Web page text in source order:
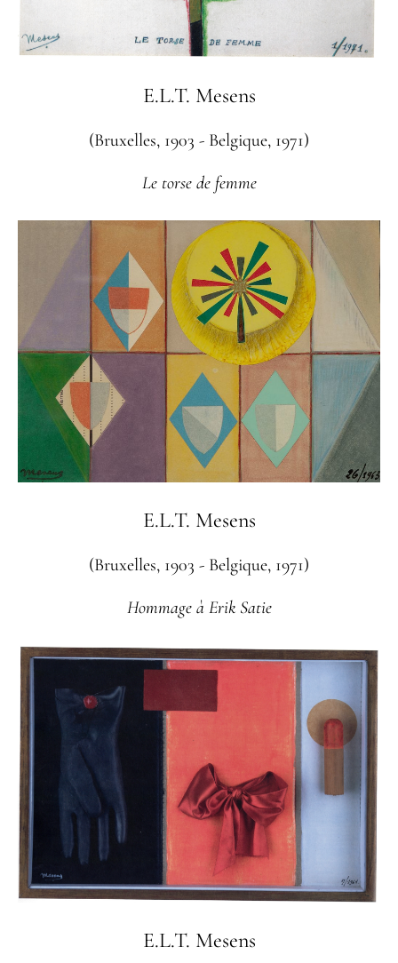
E.L.T. Mesens
(Bruxelles, 1903 - Belgique, 1971)
Le torse de femme
E.L.T. Mesens
(Bruxelles, 1903 - Belgique, 1971)
Hommage à Erik Satie
E.L.T. Mesens